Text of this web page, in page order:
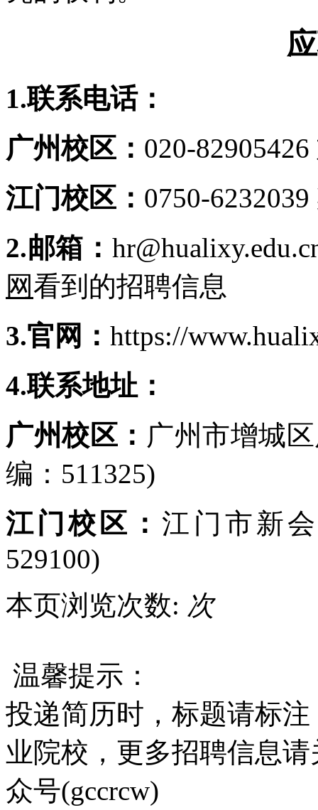
1.联系电话：
广州校区： 020-
江门校区： 0750-
2.邮箱：
网看到的招聘信息
3.官网： https://
4.联系地址：
广州校区： 广州市增城
编：511325)
江门校区：江门市新
529100)
本页浏览次数: 次
温馨提示：
投递简历时，标题请标
业院校，更多招聘信息
众号(gccrcw)